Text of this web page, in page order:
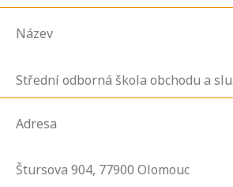
Název
Střední odborná škola obchodu a
Adresa
Štursova 904, 77900 Olomouc